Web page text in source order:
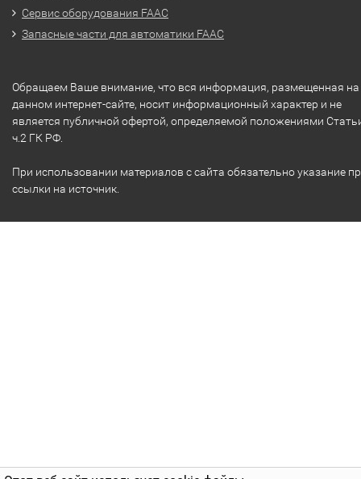
Сервис оборудования FAAC
Запасные части для автоматики FAAC
Обращаем Ваше внимание, что вся информация, размещенная на
данном интернет-сайте, носит информационный характер и не
является публичной офертой, определяемой положениями
ч.2 ГК РФ.
При использовании материалов с сайта обязательно указание
ссылки на источник.